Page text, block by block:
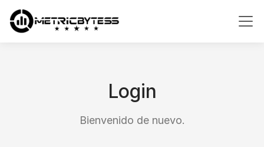
Login
Bienvenido de nuevo.